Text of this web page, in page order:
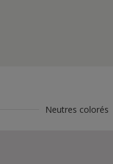
Neutres colorés